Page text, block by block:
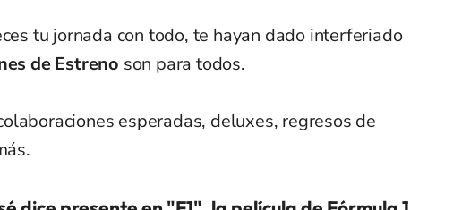
tu jornada con todo, te hayan dado interferiado
de Estreno son para todos.
esperadas, deluxes, regresos de